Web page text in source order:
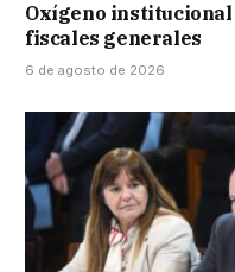
Oxígeno
fiscales generales
6 de agosto de 2026